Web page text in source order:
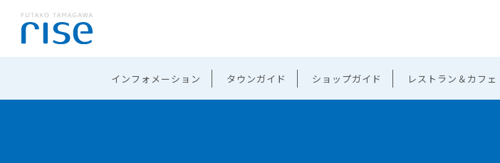
インフォメーション タウンガイド ショップガイド レストラン＆カフェ